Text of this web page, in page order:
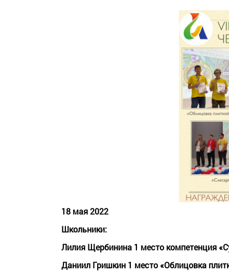
18 мая 2022
Школьники:
Лилия Щербинина 1 место компетенция
Даниил Гришкин 1 место «Облицовка